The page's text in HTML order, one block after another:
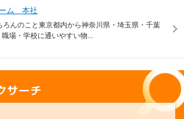
ーム 本社
んのこと東京都内から神奈川県・埼玉県・千葉
場・学校に通いやすい物...
チ